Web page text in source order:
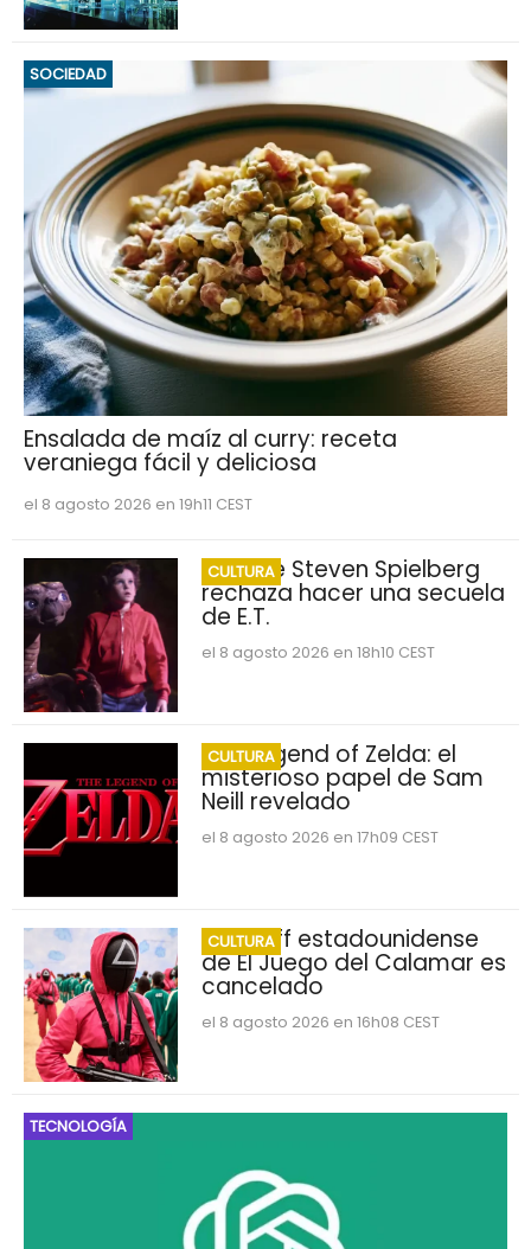
SOCIEDAD
Ensalada de maíz al curry: receta
veraniega fácil y deliciosa
el 8 agosto 2026 en 19h11 CEST
CULTURA
Por qué Steven Spielberg
rechaza hacer una secuela
de E.T.
el 8 agosto 2026 en 18h10 CEST
CULTURA
The Legend of Zelda: el
misterioso papel de Sam
Neill revelado
el 8 agosto 2026 en 17h09 CEST
CULTURA
Spin-off estadounidense
de El Juego del Calamar es
cancelado
el 8 agosto 2026 en 16h08 CEST
TECNOLOGÍA